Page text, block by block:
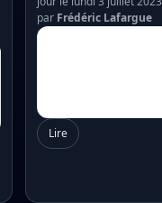
par Frédéric Lafargue
Lire